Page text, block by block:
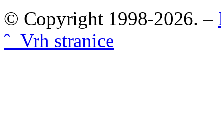
© Copyright 1998-2026. –
ˆ Vrh stranice